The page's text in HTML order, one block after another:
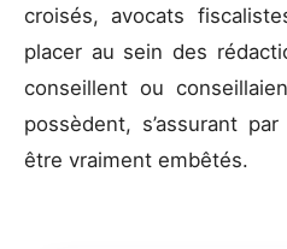
croisés, avocats
placer au sein des
conseillent ou
possèdent, s’assurant
être vraiment embêtés.